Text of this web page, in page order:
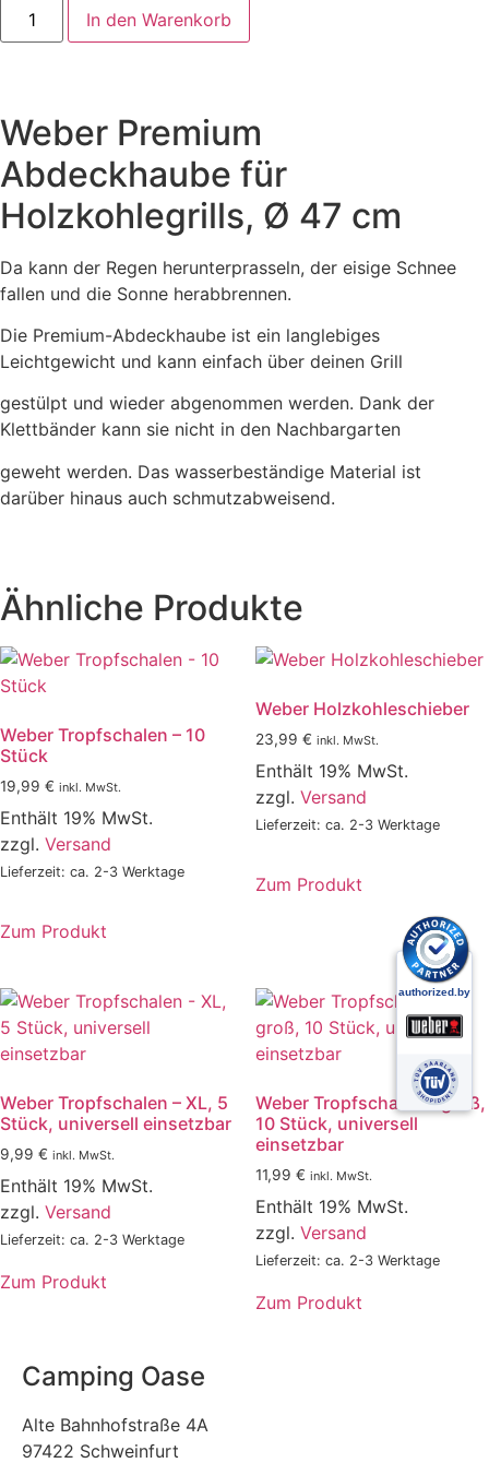
In den Warenkorb
Weber Premium
Abdeckhaube für
Holzkohlegrills, Ø 47 cm
Da kann der Regen herunterprasseln, der eisige Schnee
fallen und die Sonne herabbrennen.
Die Premium-Abdeckhaube ist ein langlebiges
Leichtgewicht und kann einfach über deinen Grill
gestülpt und wieder abgenommen werden. Dank der
Klettbänder kann sie nicht in den Nachbargarten
geweht werden. Das wasserbeständige Material ist
darüber hinaus auch schmutzabweisend.
Ähnliche Produkte
Weber Tropfschalen – 10
Stück
19,99 € inkl. MwSt.
Enthält 19% MwSt.
zzgl. Versand
Lieferzeit: ca. 2-3 Werktage
Zum Produkt
Weber Holzkohleschieber
23,99 € inkl. MwSt.
Enthält 19% MwSt.
zzgl. Versand
Lieferzeit: ca. 2-3 Werktage
Zum Produkt
Weber Tropfschalen – XL, 5
Stück, universell einsetzbar
9,99 € inkl. MwSt.
Enthält 19% MwSt.
zzgl. Versand
Lieferzeit: ca. 2-3 Werktage
Zum Produkt
Weber Tropfschalen – groß,
10 Stück, universell
einsetzbar
11,99 € inkl. MwSt.
Enthält 19% MwSt.
zzgl. Versand
Lieferzeit: ca. 2-3 Werktage
Zum Produkt
Camping Oase
Alte Bahnhofstraße 4A
97422 Schweinfurt